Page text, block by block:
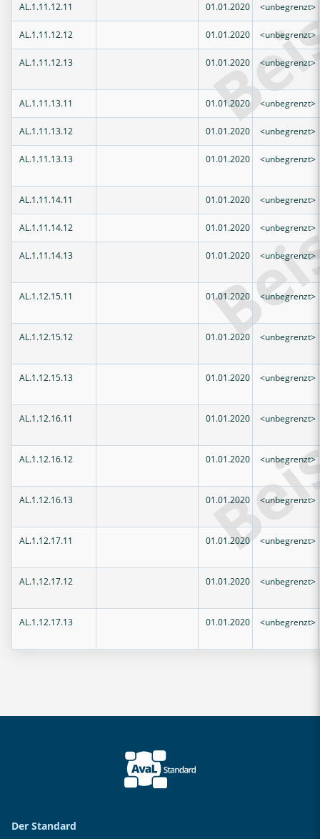
AL.1.11.12.11 01.01.2020 <unbegrenzt>
AL.1.11.12.12 01.01.2020 <unbegrenzt>
AL.1.11.12.13 01.01.2020 <unbegrenzt>
AL.1.11.13.11 01.01.2020 <unbegrenzt>
AL.1.11.13.12 01.01.2020 <unbegrenzt>
AL.1.11.13.13 01.01.2020 <unbegrenzt>
AL.1.11.14.11 01.01.2020 <unbegrenzt>
AL.1.11.14.12 01.01.2020 <unbegrenzt>
AL.1.11.14.13 01.01.2020 <unbegrenzt>
AL.1.12.15.11 01.01.2020 <unbegrenzt>
AL.1.12.15.12 01.01.2020 <unbegrenzt>
AL.1.12.15.13 01.01.2020 <unbegrenzt>
AL.1.12.16.11 01.01.2020 <unbegrenzt>
AL.1.12.16.12 01.01.2020 <unbegrenzt>
AL.1.12.16.13 01.01.2020 <unbegrenzt>
AL.1.12.17.11 01.01.2020 <unbegrenzt>
AL.1.12.17.12 01.01.2020 <unbegrenzt>
AL.1.12.17.13 01.01.2020 <unbegrenzt>
Der Standard